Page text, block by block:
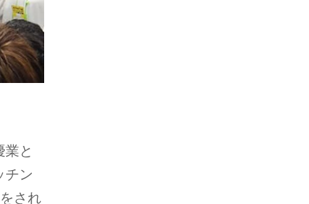
と
チン
され